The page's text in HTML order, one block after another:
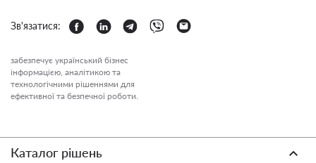
Зв'язатися:
забезпечує український бізнес
інформацією, аналітикою та
технологічними рішеннями для
ефективної та безпечної роботи.
Каталог рішень